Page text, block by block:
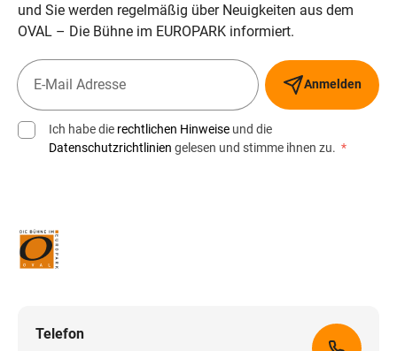
und Sie werden regelmäßig über Neuigkeiten aus dem
OVAL – Die Bühne im EUROPARK informiert.
Anmelden
Ich habe die rechtlichen Hinweise und die
Datenschutzrichtlinien gelesen und stimme ihnen zu. *
Telefon